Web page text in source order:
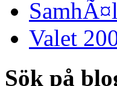
Valet
Sök på